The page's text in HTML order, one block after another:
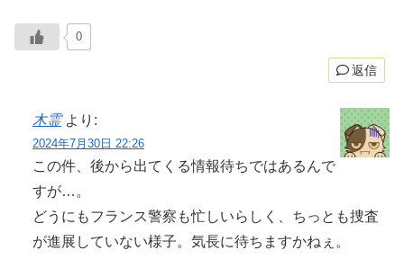
0
返信
木霊 より:
2024年7月30日 22:26
この件、後から出てくる情報待ちではあるんで
すが…。
どうにもフランス警察も忙しいらしく、ちっとも捜査
が進展していない様子。気長に待ちますかねぇ。